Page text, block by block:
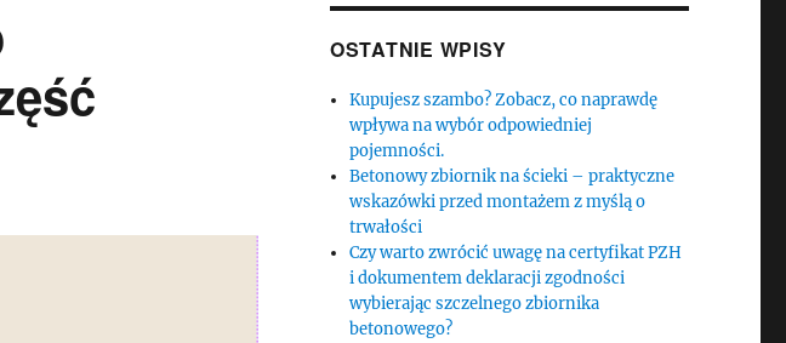
OSTATNIE WPISY
Kupujesz szambo? Zobacz, co naprawdę
wpływa na wybór odpowiedniej
pojemności.
Betonowy zbiornik na ścieki – praktyczne
wskazówki przed montażem z myślą o
trwałości
Czy warto zwrócić uwagę na certyfikat PZH
i dokumentem deklaracji zgodności
wybierając szczelnego zbiornika
betonowego?